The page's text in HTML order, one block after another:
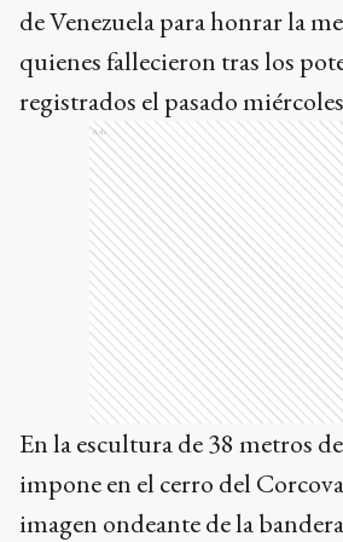
de Venezuela para honrar la
quienes fallecieron tras los
registrados el pasado
Ads
En la escultura de 38 metros
impone en el cerro del
imagen ondeante de la